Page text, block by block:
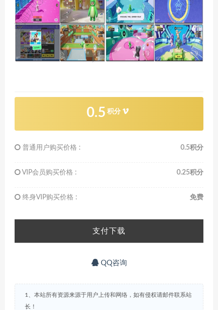
0.5 积分
普通用户购买价格 : 0.5积分
VIP会员购买价格 : 0.25积分
终身VIP购买价格 : 免费
支付下载
QQ咨询
1、本站所有资源来源于用户上传和网络，如有侵权请邮件联系站
长！